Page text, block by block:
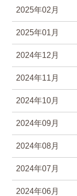
2025年02月
2025年01月
2024年12月
2024年11月
2024年10月
2024年09月
2024年08月
2024年07月
2024年06月